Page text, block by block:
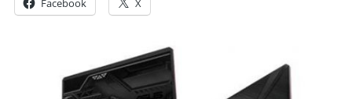
Facebook X